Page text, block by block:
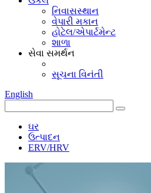
નિવાસસ્થાન
વેપારી મકાન
હોટેલ/એપાર્ટમેન્ટ
શાળા
સેવા સમર્થન
સૂચના વિનંતી
English
ઘર
ઉત્પાદન
ERV/HRV